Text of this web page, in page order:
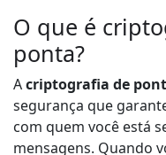
O que é
ponta?
Acriptografia de
segurança que
com quem você está
mensagens. Quando